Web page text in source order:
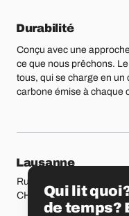
Durabilité
Conçu avec une
ce que nous prêchons.
tous, qui se charge en un
carbone émise à chaque
Nos
Lausanne
Rue Etraz 4
CH-1003 Lausanne
Qui lit
de temps?